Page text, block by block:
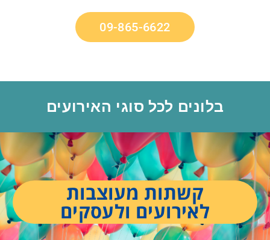
09-865-6622
בלונים לכל סוגי האירועים
קשתות מעוצבות
לאירועים ולעסקים